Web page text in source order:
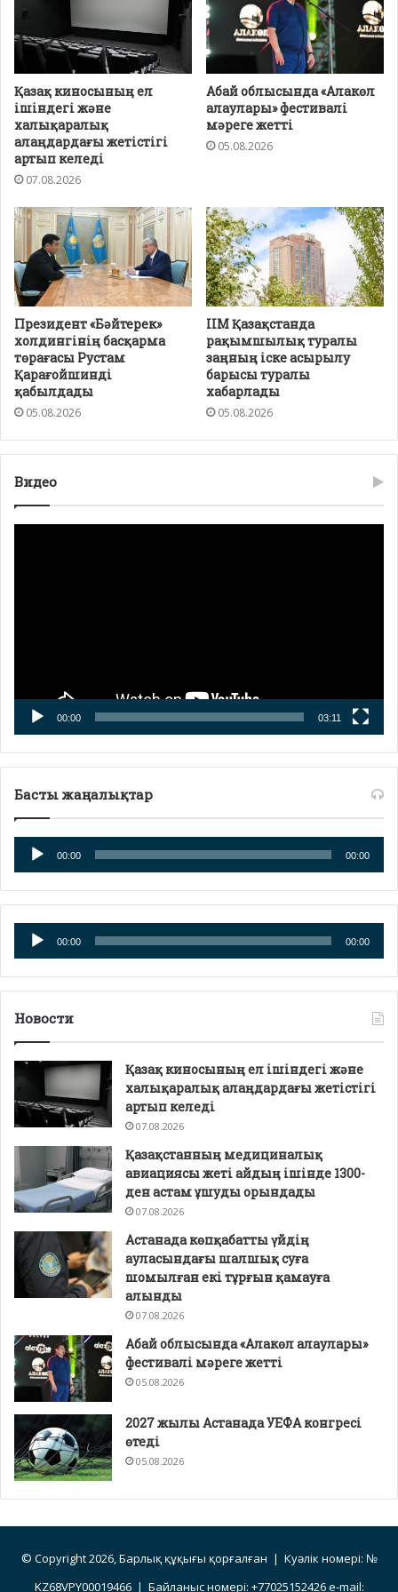
Қазақ киносының ел
ішіндегі және
халықаралық
алаңдардағы жетістігі
артып келеді
07.08.2026
Абай облысында «Алакөл
алаулары» фестивалі
мәреге жетті
05.08.2026
Президент «Бәйтерек»
холдингінің басқарма
төрағасы Рустам
Қарағойшинді
қабылдады
05.08.2026
ІІМ Қазақстанда
рақымшылық туралы
заңның іске асырылу
барысы туралы
хабарлады
05.08.2026
Видео
00:00 03:11
Басты жаңалықтар
Аудио
плейер
00:00 00:00
Аудио
плейер
00:00 00:00
Новости
Қазақ киносының ел ішіндегі және
халықаралық алаңдардағы жетістігі
артып келеді
07.08.2026
Қазақстанның медициналық
авиациясы жеті айдың ішінде 1300-
ден астам ұшуды орындады
07.08.2026
Астанада көпқабатты үйдің
ауласындағы шалшық суға
шомылған екі тұрғын қамауға
алынды
07.08.2026
Абай облысында «Алакөл алаулары»
фестивалі мәреге жетті
05.08.2026
2027 жылы Астанада УЕФА конгресі
өтеді
05.08.2026
© Copyright 2026, Барлық құқығы қорғалған | Куәлік номері: №
KZ68VPY00019466 | Байланыс номері: +77025152426 e-mail: